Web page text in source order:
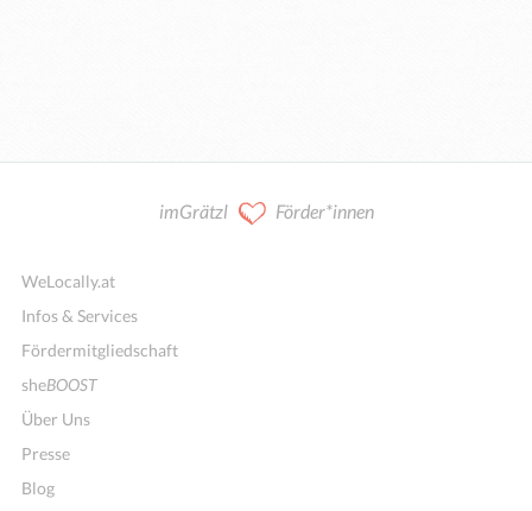
imGrätzl Förder*innen
WeLocally.at
Infos & Services
Fördermitgliedschaft
sheBOOST
Über Uns
Presse
Blog